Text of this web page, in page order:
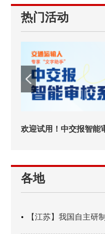
热门活动
欢迎试用！中交报智能
各地
【江苏】我国自主研制超大